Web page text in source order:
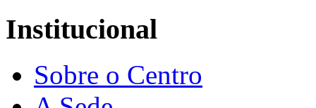
Institucional
Sobre o Centro